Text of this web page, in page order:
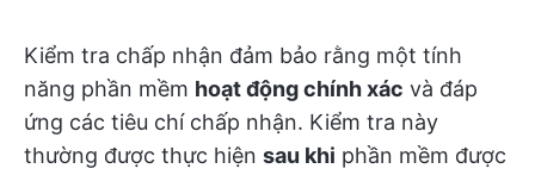
Kiểm tra chấp nhận đảm bảo rằng một tính
năng phần mềm hoạt động chính xác và đáp
ứng các tiêu chí chấp nhận. Kiểm tra này
thường được thực hiện sau khi phần mềm được